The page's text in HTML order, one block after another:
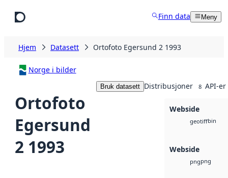
Finn data Meny
Hjem Datasett Ortofoto Egersund 2 1993
Norge i bilder
Ortofoto
Egersund
2 1993
Bruk datasett Distribusjoner 8 API-er
Webside
geotiffbin
Webside
pngpng